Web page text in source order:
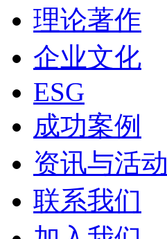
理论著作
企业文化
ESG
成功案例
资讯与活动
联系我们